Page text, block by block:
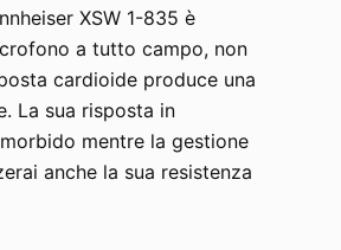
XSW 1-835 è
a tutto campo, non
cardioide produce una
La sua risposta in
mentre la gestione
anche la sua resistenza